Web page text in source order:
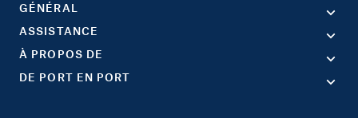
GÉNÉRAL
ASSISTANCE
À PROPOS DE
DE PORT EN PORT